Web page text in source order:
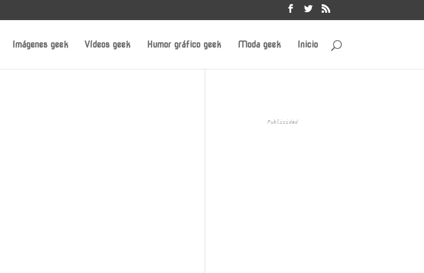
Imágenes geek Vídeos geek Humor gráfico geek Moda geek Inicio
Publicidad